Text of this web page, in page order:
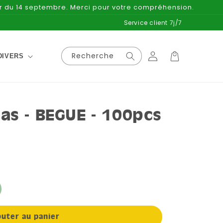
14 septembre. Merci pour votre compréhension.
Service client 7j/7
Recherche ConnexionPanier
- BEGUE - 100pcs
au panier